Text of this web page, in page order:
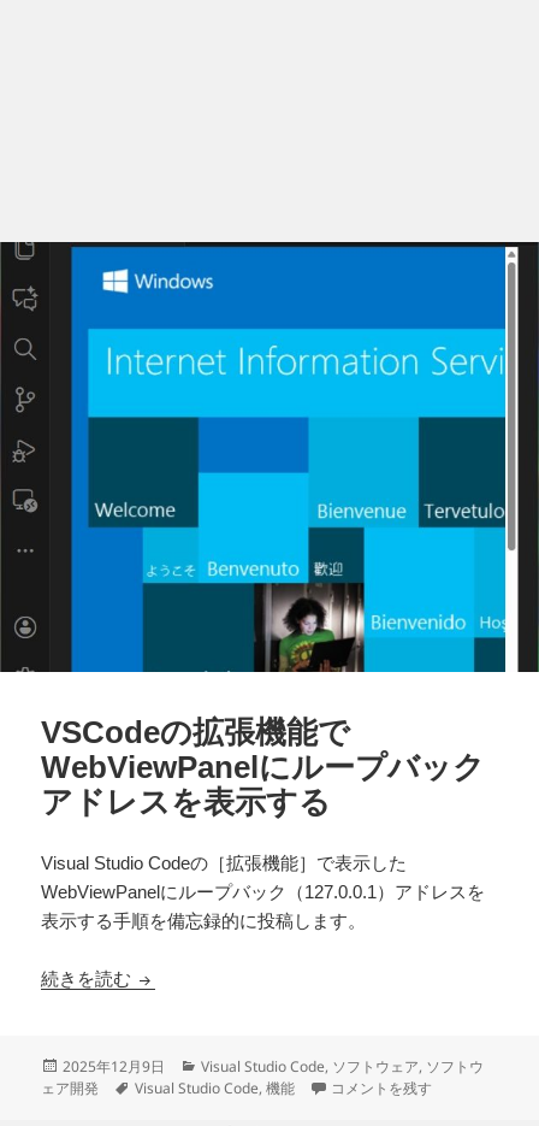
VSCodeの拡張機能で
WebViewPanelにループバック
アドレスを表示する
Visual Studio Codeの［拡張機能］で表示した
WebViewPanelにループバック（127.0.0.1）アドレスを
表示する手順を備忘録的に投稿します。
続きを読む VSCodeの拡張機能でWebViewPanelにループバ
投
稿
2025年12月9日
カ
テ
Visual Studio Code, ソフトウェア, ソフトウ
ェア開発
タ
Visual Studio Code,機能 VSCodeの拡張機能で
コメントを残す